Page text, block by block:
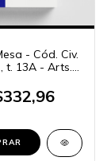
- Cód. Civ.
t. 13A - Arts.